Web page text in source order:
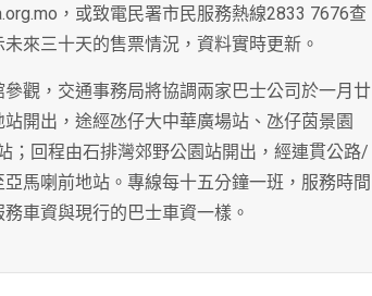
，或致電民署市民服務熱線2833 7676查
來三十天的售票情況，資料實時更新。
觀，交通事務局將協調兩家巴士公司於一月廿
開出，途經氹仔大中華廣場站、氹仔茵景園
；回程由石排灣郊野公園站開出，經連貫公路/
馬喇前地站。專線每十五分鐘一班，服務時間
車資與現行的巴士車資一樣。